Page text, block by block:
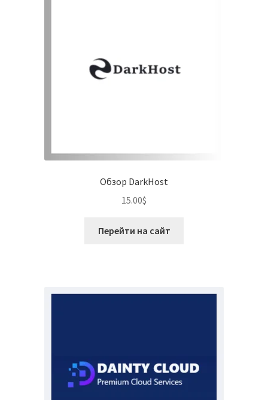
Обзор DarkHost
15.00$
Перейти на сайт